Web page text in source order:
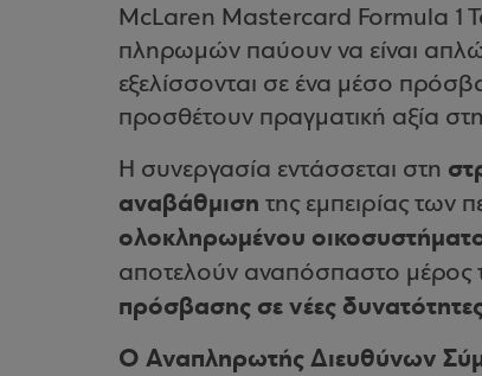
McLaren Mastercard Formula 1
πληρωμών παύουν να είναι
εξελίσσονται σε ένα μέσο
προσθέτουν πραγματική αξία
Η συνεργασία εντάσσεται στη
αναβάθμιση της εμπειρίας των
ολοκληρωμένου
αποτελούν αναπόσπαστο μέρος
πρόσβασης σε νέες
Ο Αναπληρωτής Διευθύνων